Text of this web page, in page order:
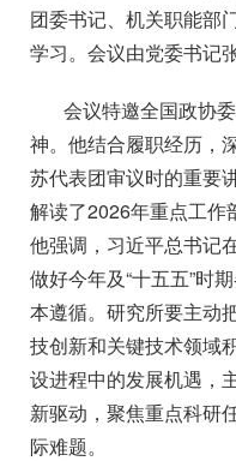
团委书记、机关职能部
学习。会议由党委书记
会议特邀全国政协
神。他结合履职经历，
苏代表团审议时的重要
解读了2026年重点工作
他强调，习近平总书记
做好今年及“十五五”时
本遵循。研究所要主动
技创新和关键技术领域
设进程中的发展机遇，
新驱动，聚焦重点科研
际难题。